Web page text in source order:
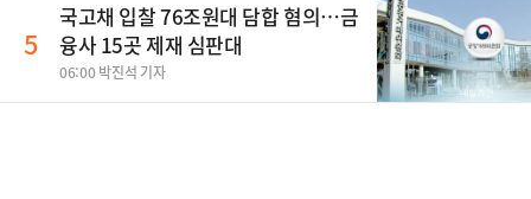
5
국고채 입찰 76조원대 담합 혐의…금
융사 15곳 제재 심판대
06:00 박진석 기자